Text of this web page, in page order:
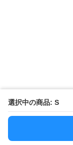
選択中の商品: S